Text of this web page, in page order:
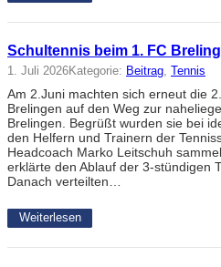
Schultennis beim 1. FC
1. Juli 2026Kategorie: Beitrag Tennis
Am 2.Juni machten sich erneut die
Brelingen auf den Weg zur
Brelingen. Begrüßt wurden sie bei
den Helfern und Trainern der
Headcoach Marko Leitschuh
erklärte den Ablauf der 3-stündigen
Danach verteilten…
Weiterlesen